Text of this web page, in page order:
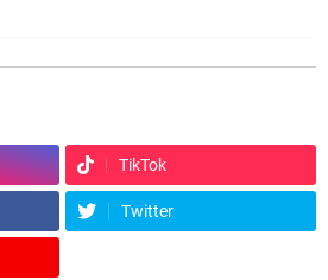
TikTok
Twitter